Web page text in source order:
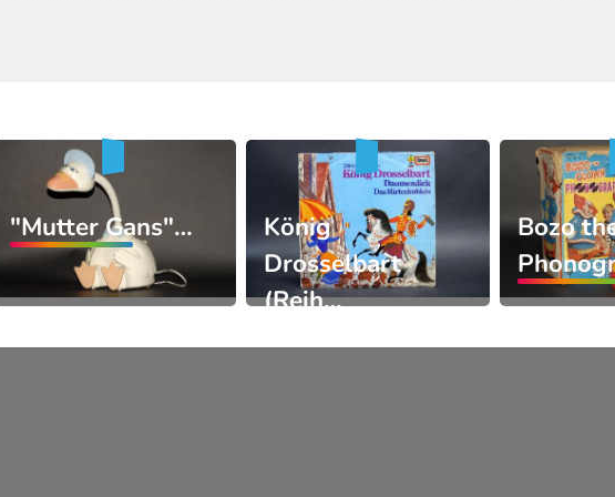
"Mutter Gans"…
König
Drosselbart
(Reih…
Bozo